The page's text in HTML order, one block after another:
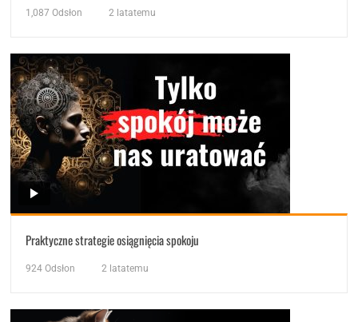
1,087 Odsłon 2 latatemu
Praktyczne strategie osiągnięcia spokoju
924 Odsłon 2 latatemu